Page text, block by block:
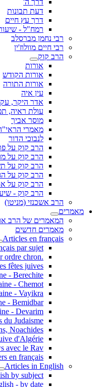
דרך ה'
דעת תבונות
דרך עץ חיים
רמח"ל -
רבי נחמן מברסלב
רבי חיים מוולוז'ין
הרב קוק
אורות
אורות הקודש
אורות התורה
עין איה
אדר היקר,
עולת ראיה,
מוסר אביך
מאמרי
לנבוכי הדור
הרב קוק על
הרב קוק על
הרב קוק על
הרב קוק על
הרב קוק על
הרב קוק -
הרב אשכנזי (מניטו)
מאמרים
המאמרים של הרב
מאמרים חדשים
Articles en français
par sujet
.Articles en français - par ordre chron
fêtes juives
- Berechite
- Chemot
- Vayikra
- Bemidbar
- Devarim
du Judaisme
Noachides
d'Algérie
avec le Rav
en français
Articles in English
by subject
- by date